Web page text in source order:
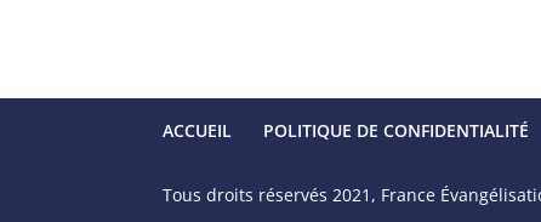
ACCUEIL POLITIQUE DE CONFIDENTIALITÉ
Tous droits réservés 2021, France